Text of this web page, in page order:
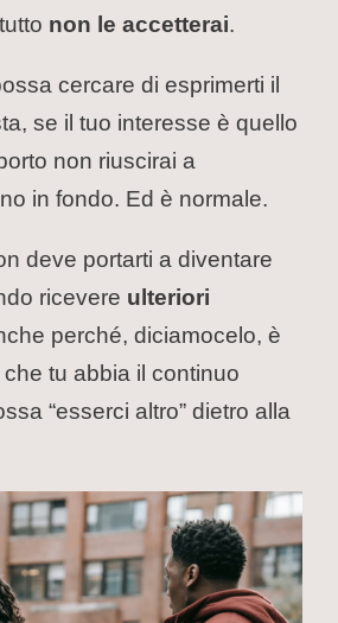
non le accetterai.
cercare di esprimerti il
se il tuo interesse è quello
non riuscirai a
in fondo. Ed è normale.
deve portarti a diventare
ricevere ulteriori
perché, diciamocelo, è
tu abbia il continuo
“esserci altro” dietro alla